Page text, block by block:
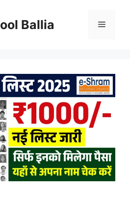
Ballia Menu